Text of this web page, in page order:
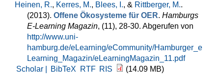
Heinen, R., Kerres, M., Blees, I., & Rittberger, M..
(2013). Offene Ökosysteme für OER. Hamburgs
E-Learning Magazin, (11), 28-30. Abgerufen von
http://www.uni-
hamburg.de/eLearning/eCommunity/Hamburger_e
Learning_Magazin/eLearningMagazin_11.pdf
Scholar |
BibTeX RTF RIS (14.09 MB)